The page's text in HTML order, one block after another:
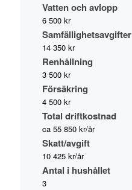
Vatten och avlopp
6 500 kr
Samfällighetsavgifter
14 350 kr
Renhållning
3 500 kr
Försäkring
4 500 kr
Total driftkostnad
ca 55 850 kr/år
Skatt/avgift
10 425 kr/år
Antal i hushållet
3